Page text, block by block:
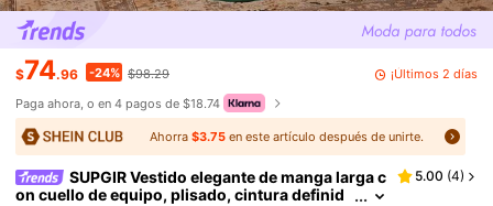
$74.96 -24% $98.29
¡Últimos 2 días
Paga ahora, o en 4 pagos de $18.74
Ahorra$3.75 en este artículo después de unirte.
SUPGIR Vestido elegante de manga larga c
on cuello de equipo, plisado, cintura definid
5.00 (4)